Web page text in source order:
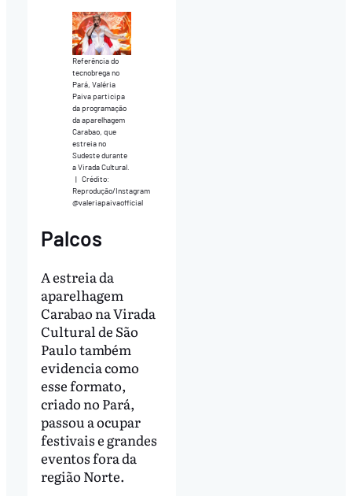
Referência do
tecnobrega no
Pará, Valéria
Paiva participa
da programação
da aparelhagem
Carabao, que
estreia no
Sudeste durante
a Virada Cultural.
| Crédito:
Reprodução/Instagram
@valeriapaivaofficial
Palcos
A estreia da
aparelhagem
Carabao na Virada
Cultural de São
Paulo também
evidencia como
esse formato,
criado no Pará,
passou a ocupar
festivais e grandes
eventos fora da
região Norte.